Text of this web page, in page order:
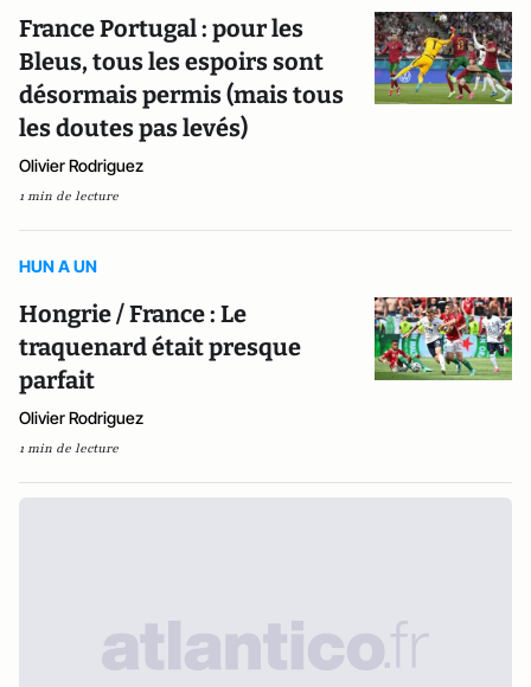
France Portugal : pour les
Bleus, tous les espoirs sont
désormais permis (mais tous
les doutes pas levés)
Olivier Rodriguez
1 min de lecture
HUN A UN
Hongrie / France : Le
traquenard était presque
parfait
Olivier Rodriguez
1 min de lecture